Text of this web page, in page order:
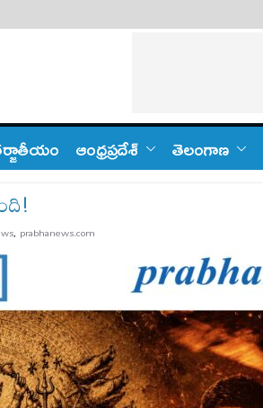
ఆంధ్ర‌ప్ర‌దేశ్ తెలంగాణ‌
, prabhanews.com